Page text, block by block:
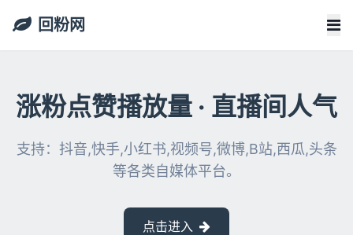
回粉网
涨粉点赞播放量 · 直播间人气
支持：抖音,快手,小红书,视频号,微博,B站,西瓜,头条
等各类自媒体平台。
点击进入